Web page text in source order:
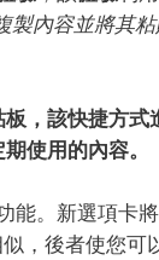
內容並將其
，該快捷方
使用的內容。
能。 新選項卡
，後者使您